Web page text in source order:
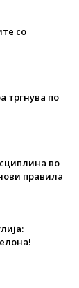
со
тргнува по
во
правила